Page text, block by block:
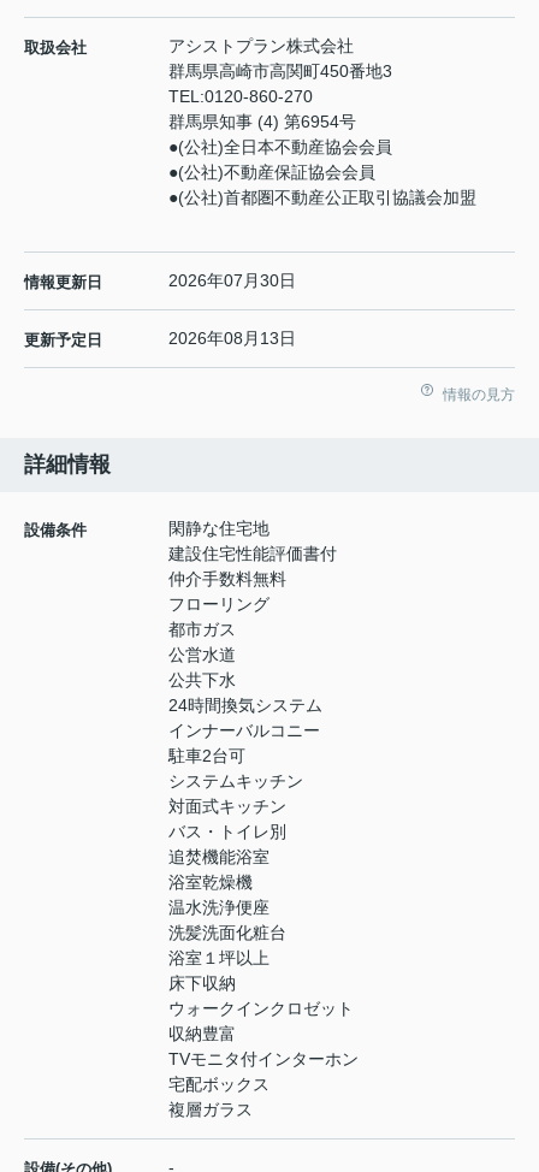
取扱会社
アシストプラン株式会社
群馬県高崎市高関町450番地3
TEL:0120-860-270
群馬県知事 (4) 第6954号
●(公社)全日本不動産協会会員
●(公社)不動産保証協会会員
●(公社)首都圏不動産公正取引協議会加盟
情報更新日 2026年07月30日
更新予定日 2026年08月13日
情報の見方
詳細情報
設備条件
閑静な住宅地
建設住宅性能評価書付
仲介手数料無料
フローリング
都市ガス
公営水道
公共下水
24時間換気システム
インナーバルコニー
駐車2台可
システムキッチン
対面式キッチン
バス・トイレ別
追焚機能浴室
浴室乾燥機
温水洗浄便座
洗髪洗面化粧台
浴室１坪以上
床下収納
ウォークインクロゼット
収納豊富
TVモニタ付インターホン
宅配ボックス
複層ガラス
-